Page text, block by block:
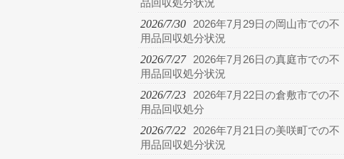
品回収処分状況
2026/7/30
2026年7月29日の岡山市での不
用品回収処分状況
2026/7/27
2026年7月26日の真庭市での不
用品回収処分状況
2026/7/23
2026年7月22日の倉敷市での不
用品回収処分
2026/7/22
2026年7月21日の美咲町での不
用品回収処分状況